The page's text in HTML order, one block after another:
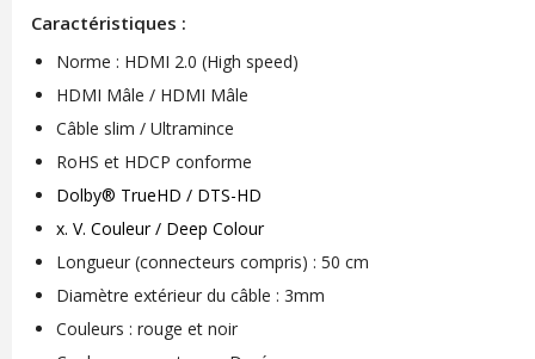
Caractéristiques :
Norme : HDMI 2.0 (High speed)
HDMI Mâle / HDMI Mâle
Câble slim / Ultramince
RoHS et HDCP conforme
Dolby® TrueHD / DTS-HD
x. V. Couleur / Deep Colour
Longueur (connecteurs compris) : 50 cm
Diamètre extérieur du câble : 3mm
Couleurs : rouge et noir